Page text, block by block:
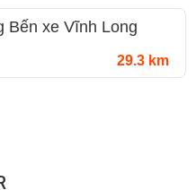
Bến xe Vĩnh Long
29.3 km